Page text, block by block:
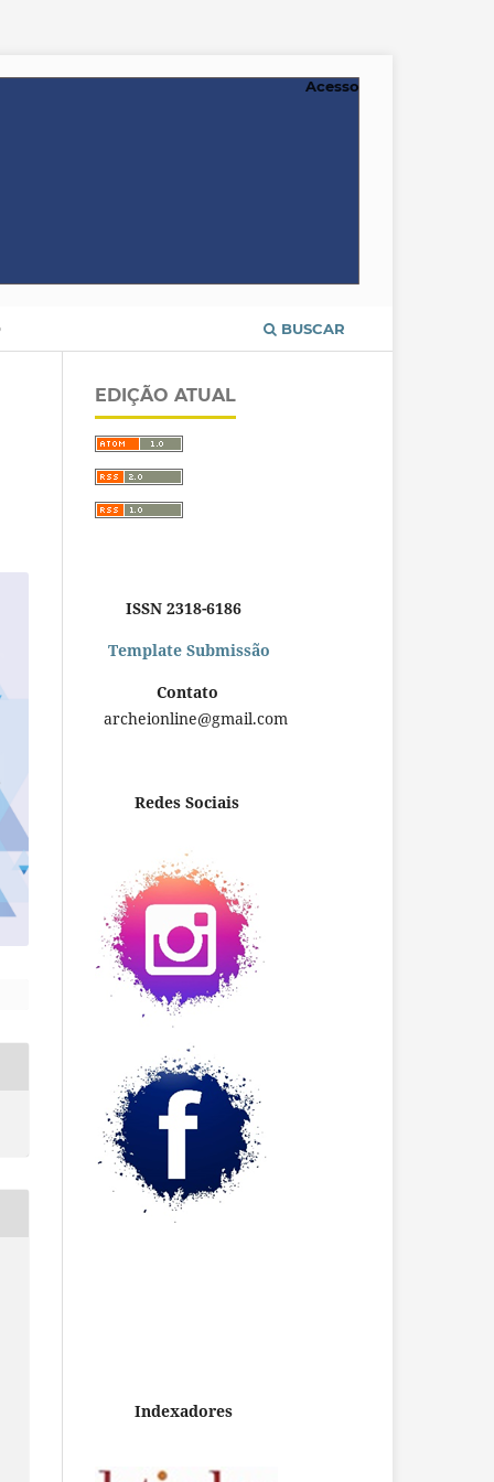
BUSCAR
Acesso
EDIÇÃO ATUAL
ISSN 2318-6186
Template Submissão
Contato
archeionline@gmail.com
Redes Sociais
Indexadores